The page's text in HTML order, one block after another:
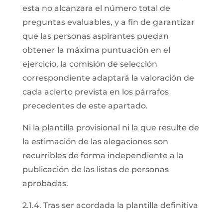
esta no alcanzara el número total de
preguntas evaluables, y a fin de garantizar
que las personas aspirantes puedan
obtener la máxima puntuación en el
ejercicio, la comisión de selección
correspondiente adaptará la valoración de
cada acierto prevista en los párrafos
precedentes de este apartado.
Ni la plantilla provisional ni la que resulte de
la estimación de las alegaciones son
recurribles de forma independiente a la
publicación de las listas de personas
aprobadas.
2.1.4. Tras ser acordada la plantilla definitiva